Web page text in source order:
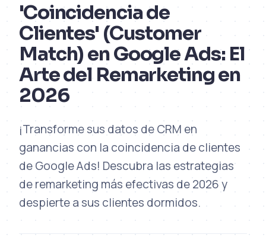
'Coincidencia de
Clientes' (Customer
Match) en Google Ads: El
Arte del Remarketing en
2026
¡Transforme sus datos de CRM en
ganancias con la coincidencia de clientes
de Google Ads! Descubra las estrategias
de remarketing más efectivas de 2026 y
despierte a sus clientes dormidos.